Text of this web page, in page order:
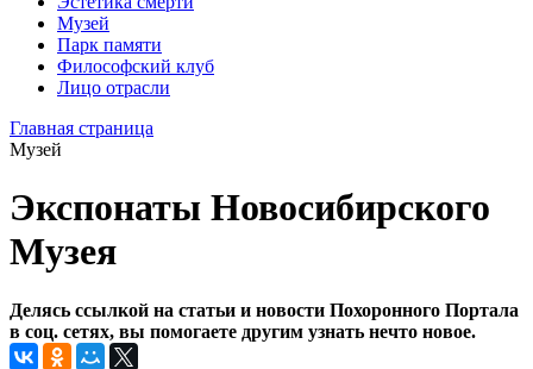
Музей
Парк памяти
Философский клуб
Лицо отрасли
Главная страница
Музей
Экспонаты Новосибирского
Музея
Делясь ссылкой на статьи и новости Похоронного Портала
в соц. сетях, вы помогаете другим узнать нечто новое.